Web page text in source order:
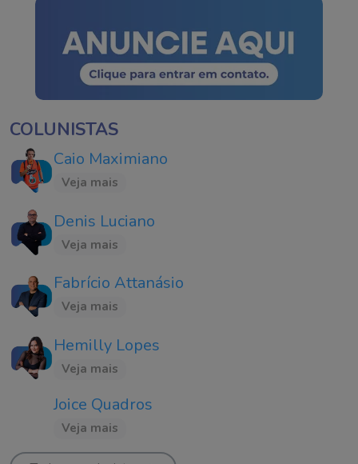
COLUNISTAS
Caio Maximiano
Veja mais
Denis Luciano
Veja mais
Fabrício Attanásio
Veja mais
Hemilly Lopes
Veja mais
Joice Quadros
Veja mais